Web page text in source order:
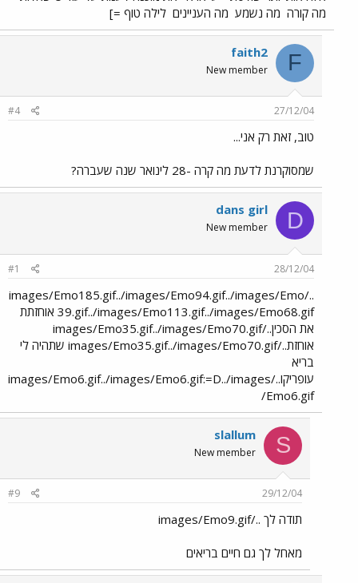
מה קורה מה נשמע מה העניינים לילה טוף =]
F
faith2
New member
27/12/04
#4
טוב, זאת רק אני...
שמסוקרנת לדעת מה קרה -28 לינואר שנה שעברה?
D
dans girl
New member
28/12/04
#1
../images/Emo185.gif../images/Emo94.gif../images/Emo
39.gif../images/Emo113.gif../images/Emo68.gif אוחזתת
את הסכין../images/Emo35.gif../images/Emo70.gif
אוחזת../images/Emo35.gif../images/Emo70.gif שתהיה לי
בריא
עופריקו../images/Emo6.gif../images/Emo6.gif:=D../images
/Emo6.gif
S
slallum
New member
29/12/04
#9
תודה לך ../images/Emo9.gif
מאחל לך גם חיים בריאים